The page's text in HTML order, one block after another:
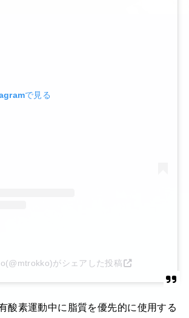
で見る
がシェアした投稿
酸素運動中に脂質を優先的に使用する